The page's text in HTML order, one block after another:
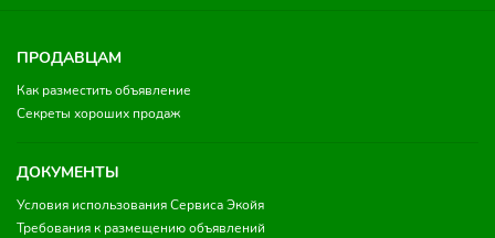
ПРОДАВЦАМ
Как разместить объявление
Секреты хороших продаж
ДОКУМЕНТЫ
Условия использования Сервиса Экойя
Требования к размещению объявлений